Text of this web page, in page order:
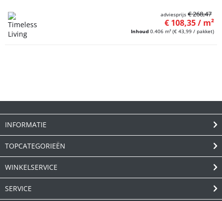
Inhoud 0.406 m² (€ 43,99 / pakket)
€ 108,35 / m²
adviesprijs € 268,47
INFORMATIE
TOPCATEGORIEËN
WINKELSERVICE
SERVICE